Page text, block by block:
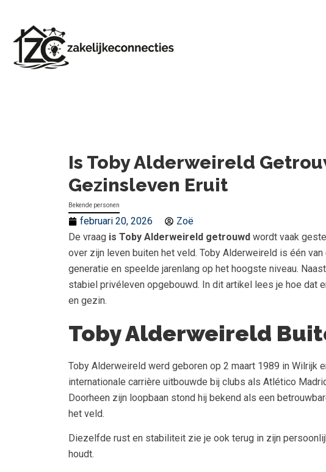
Is Toby Alderweireld
Gezinsleven Eruit
Bekende personen
februari 20, 2026
Zoë
De vraag is Toby Alderweireld getrouwd wordt vaak
over zijn leven buiten het veld. Toby Alderweireld is één
generatie en speelde jarenlang op het hoogste niveau.
stabiel privéleven opgebouwd. In dit artikel lees je hoe dat
en gezin.
Toby Alderweireld
Toby Alderweireld werd geboren op 2 maart 1989 in Wilrijk
internationale carrière uitbouwde bij clubs als Atlético
Doorheen zijn loopbaan stond hij bekend als een
het veld.
Diezelfde rust en stabiliteit zie je ook terug in zijn
houdt.